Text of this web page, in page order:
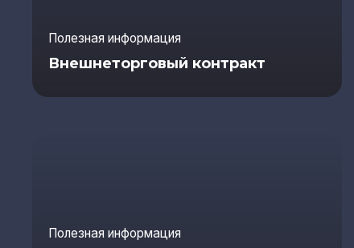
Полезная информация
Внешнеторговый контракт
Полезная информация